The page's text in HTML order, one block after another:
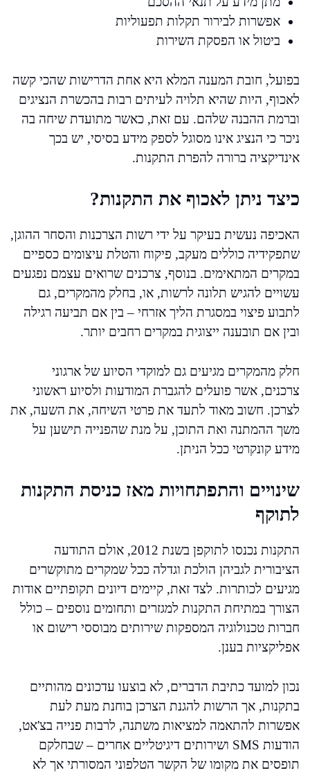
אפשרות לבירור תקלות תפעוליות
ביטול או הפסקת השירות
בפועל, חובת המענה המלא היא אחת הדרישות שהכי קשה
לאכוף, היות שהיא תלויה לעיתים רבות בהכשרת הנציגים
וברמת ההבנה שלהם. עם זאת, כאשר מתועדת שיחה בה
ניכר כי הנציג אינו מסוגל לספק מידע בסיסי, יש בכך
אינדיקציה ברורה להפרת התקנות.
כיצד ניתן לאכוף את התקנות?
האכיפה נעשית בעיקר על ידי רשות הצרכנות והסחר ההוגן,
שתפקידיה כוללים מעקב, פיקוח והטלת עיצומים כספיים
במקרים המתאימים. בנוסף, צרכנים שרואים עצמם נפגעים
עשויים להגיש תלונה לרשות, או, בחלק מהמקרים, גם
לתבוע פיצוי במסגרת הליך אזרחי – בין אם תביעה רגילה
ובין אם תובענה ייצוגית במקרים רחבים יותר.
חלק מהמקרים מגיעים גם למוקדי הסיוע של ארגוני
צרכנים, אשר פועלים להגברת המודעות ולסיוע ראשוני
לצרכן. חשוב מאוד לתעד את פרטי השיחה, את השעה, את
משך ההמתנה ואת התוכן, על מנת שהפנייה תישען על
מידע קונקרטי ככל הניתן.
שינויים והתפתחויות מאז כניסת התקנות
לתוקף
התקנות נכנסו לתוקפן בשנת 2012, אולם התודעה
הציבורית לגביהן הולכת וגדלה ככל שמקרים מתוקשרים
מגיעים לכותרות. לצד זאת, קיימים דיונים תקופתיים אודות
הצורך במתיחת התקנות למגזרים ותחומים נוספים – כולל
חברות טכנולוגיה המספקות שירותים מבוססי רישום או
אפליקציות בענן.
נכון למועד כתיבת הדברים, לא בוצעו עדכונים מהותיים
בתקנות, אך הרשות להגנת הצרכן בוחנת מעת לעת
אפשרות להתאמה למציאות משתנה, לרבות פנייה בצ'אט,
הודעות SMS ושירותים דיגיטליים אחרים – שבחלקם
תופסים את מקומו של הקשר הטלפוני המסורתי אך לא